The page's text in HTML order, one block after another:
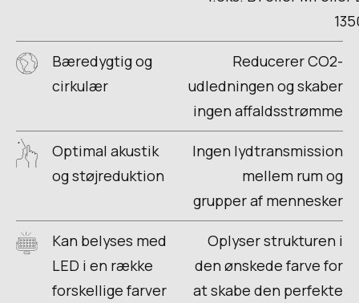
Bæredygtig og
cirkulær
Reducerer CO2-
udledningen og skaber
ingen affaldsstrømme
Optimal akustik
og støjreduktion
Ingen lydtransmission
mellem rum og
grupper af mennesker
Kan belyses med
LED i en række
forskellige farver
Oplyser strukturen i
den ønskede farve for
at skabe den perfekte